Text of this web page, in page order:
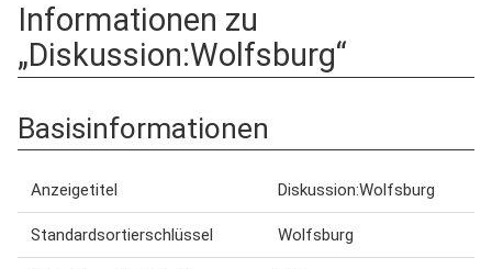
Informationen zu
„Diskussion:Wolfsburg“
Basisinformationen
Anzeigetitel Diskussion:Wolfsburg
Standardsortierschlüssel Wolfsburg